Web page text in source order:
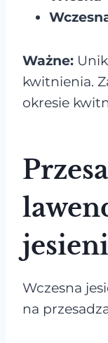
Ważne:
kwitnienia.
okresie
Wczesna
na